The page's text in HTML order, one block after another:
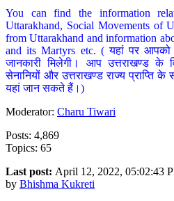
You can find the information
Uttarakhand, Social Movements of
from Uttarakhand and information
and its Martyrs etc. ( यहां पर आपको
जानकारी मिलेगी। आप उत्तराखण्ड के
सेनानियों और उत्तराखण्ड राज्य प्राप्ति
यहां जान सकते हैं।)
Moderator: Charu Tiwari
Posts: 4,869
Topics: 65
Last post: April 12, 2022, 05:02:43
by Bhishma Kukreti